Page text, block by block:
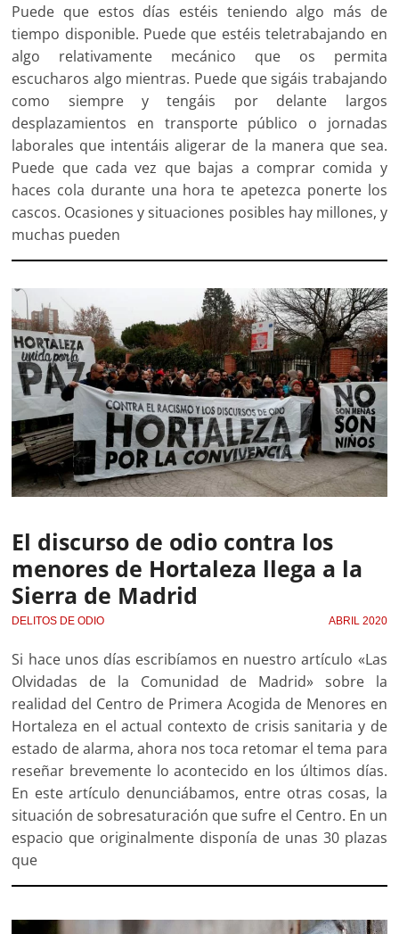
Puede que estos días estéis teniendo algo más de
tiempo disponible. Puede que estéis teletrabajando en
algo relativamente mecánico que os permita
escucharos algo mientras. Puede que sigáis trabajando
como siempre y tengáis por delante largos
desplazamientos en transporte público o jornadas
laborales que intentáis aligerar de la manera que sea.
Puede que cada vez que bajas a comprar comida y
haces cola durante una hora te apetezca ponerte los
cascos. Ocasiones y situaciones posibles hay millones, y
muchas pueden
El discurso de odio contra los
menores de Hortaleza llega a la
Sierra de Madrid
DELITOS DE ODIO ABRIL 2020
Si hace unos días escribíamos en nuestro artículo «Las
Olvidadas de la Comunidad de Madrid» sobre la
realidad del Centro de Primera Acogida de Menores en
Hortaleza en el actual contexto de crisis sanitaria y de
estado de alarma, ahora nos toca retomar el tema para
reseñar brevemente lo acontecido en los últimos días.
En este artículo denunciábamos, entre otras cosas, la
situación de sobresaturación que sufre el Centro. En un
espacio que originalmente disponía de unas 30 plazas
que